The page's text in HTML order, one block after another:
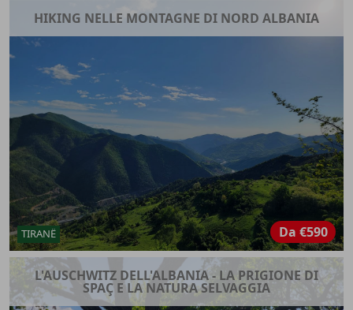
HIKING NELLE MONTAGNE DI NORD ALBANIA
TIRANË Da €590
L'AUSCHWITZ DELL'ALBANIA - LA PRIGIONE DI
SPAÇ E LA NATURA SELVAGGIA